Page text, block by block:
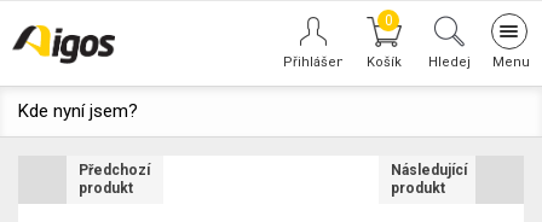
0
Hledej
Kde nyní jsem?
Předchozí
produkt
Následující
produkt